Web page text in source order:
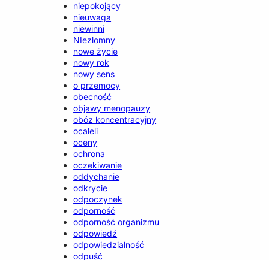
niepokojący
nieuwaga
niewinni
NIezłomny
nowe życie
nowy rok
nowy sens
o przemocy
obecność
objawy menopauzy
obóz koncentracyjny
ocaleli
oceny
ochrona
oczekiwanie
oddychanie
odkrycie
odpoczynek
odporność
odporność organizmu
odpowiedź
odpowiedzialność
odpuść